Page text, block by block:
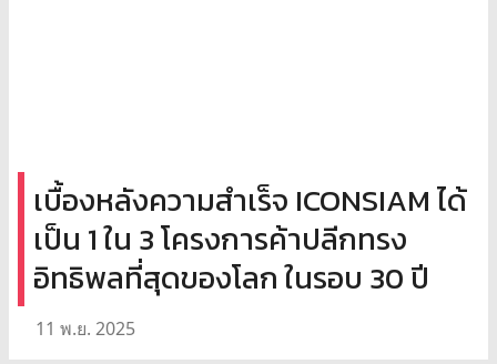
เบื้องหลังความสำเร็จ ICONSIAM ได้
เป็น 1 ใน 3 โครงการค้าปลีกทรง
อิทธิพลที่สุดของโลก ในรอบ 30 ปี
11 พ.ย. 2025